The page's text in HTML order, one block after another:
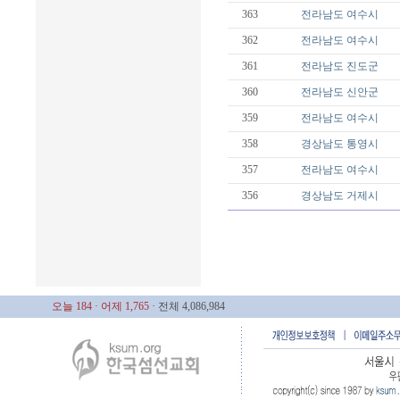
363 전라남도 여수시
362 전라남도 여수시
361 전라남도 진도군
360 전라남도 신안군
359 전라남도 여수시
358 경상남도 통영시
357 전라남도 여수시
356 경상남도 거제시
오늘 184 · 어제 1,765 · 전체 4,086,984